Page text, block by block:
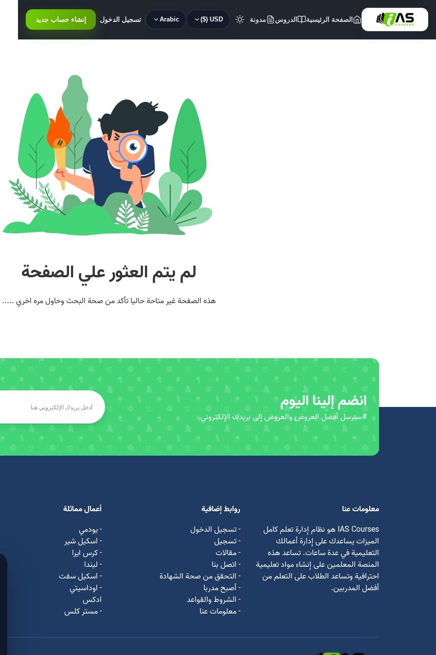
الصفحة الرئيسية الدروس مدونة USD ($)
Arabic تسجيل الدخول إنشاء حساب جديد
لم يتم العثور علي الصفحة
هذه الصفحة غير متاحة حاليا تأكد من صحة البحث وحاول مره اخري .....
انضم إلينا اليوم
#سنرسل أفضل العروض والعروض إلى بريدك الإلكتروني.
معلومات عنا
IAS Courses هو نظام إدارة تعلم كامل
الميزات يساعدك على إدارة أعمالك
التعليمية في عدة ساعات. تساعد هذه
المنصة المعلمين على إنشاء مواد تعليمية
احترافية وتساعد الطلاب على التعلم من
أفضل المدربين.
روابط إضافية
- تسجيل الدخول
- تسجيل
- مقالات
- اتصل بنا
- التحقق من صحة الشهادة
- أصبح مدربا
- الشروط والقواعد
- معلومات عنا
أعمال مماثلة
- يودمي
- اسکیل شیر
- كرس ايرا
- لیندا
- اسكيل سفت
- اوداسيتي
ادكس
- مستر كلس